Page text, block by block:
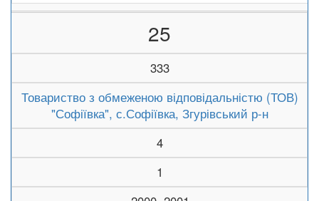
25
333
Товариство з обмеженою відповідальністю (ТОВ)
"Софіївка", с.Софіївка, Згурівський р-н
4
1